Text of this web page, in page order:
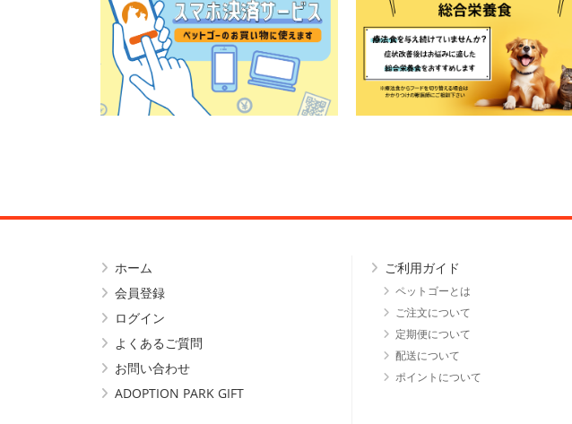
ホーム
会員登録
ログイン
よくあるご質問
お問い合わせ
ADOPTION PARK GIFT
ご利用ガイド
ペットゴーとは
ご注文について
定期便について
配送について
ポイントについて